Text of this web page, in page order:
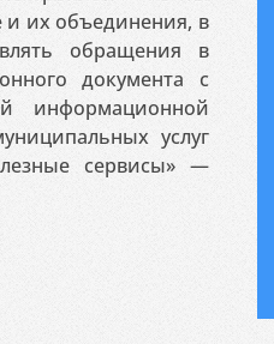
и их объединения, в
обращения в
документа с
информационной
услуг
сервисы» —